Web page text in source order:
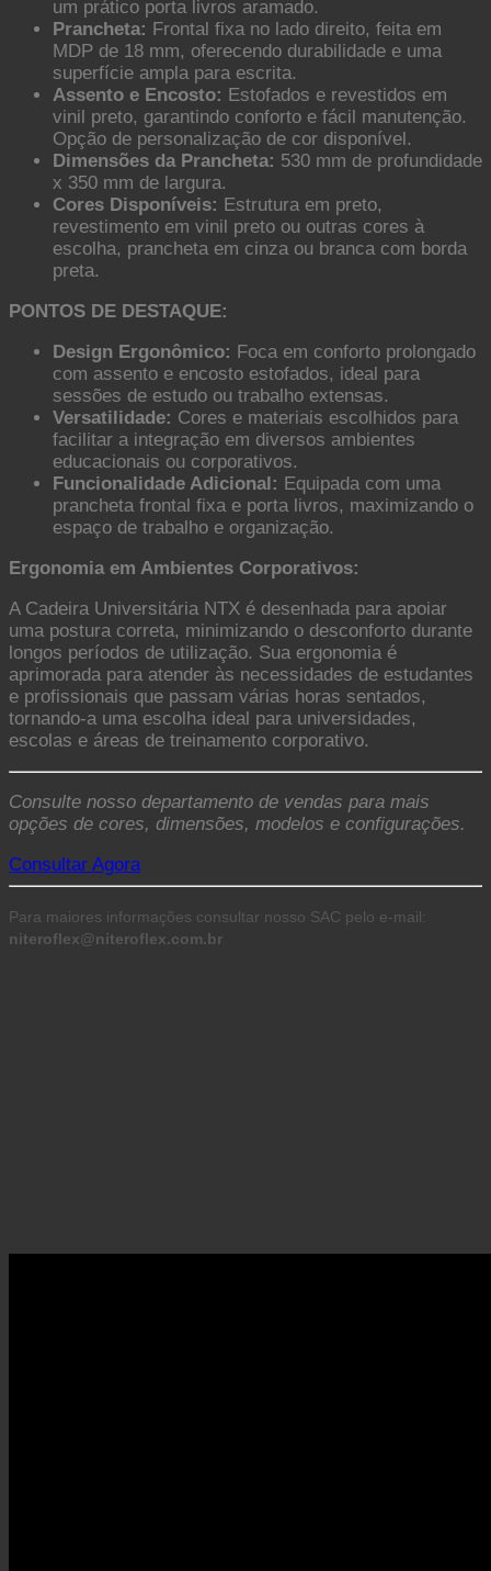
um prático porta livros aramado.
Prancheta: Frontal fixa no lado direito, feita em
MDP de 18 mm, oferecendo durabilidade e uma
superfície ampla para escrita.
Assento e Encosto: Estofados e revestidos em
vinil preto, garantindo conforto e fácil manutenção.
Opção de personalização de cor disponível.
Dimensões da Prancheta: 530 mm de profundidade
x 350 mm de largura.
Cores Disponíveis: Estrutura em preto,
revestimento em vinil preto ou outras cores à
escolha, prancheta em cinza ou branca com borda
preta.
PONTOS DE DESTAQUE:
Design Ergonômico: Foca em conforto prolongado
com assento e encosto estofados, ideal para
sessões de estudo ou trabalho extensas.
Versatilidade: Cores e materiais escolhidos para
facilitar a integração em diversos ambientes
educacionais ou corporativos.
Funcionalidade Adicional: Equipada com uma
prancheta frontal fixa e porta livros, maximizando o
espaço de trabalho e organização.
Ergonomia em Ambientes Corporativos:
A Cadeira Universitária NTX é desenhada para apoiar
uma postura correta, minimizando o desconforto durante
longos períodos de utilização. Sua ergonomia é
aprimorada para atender às necessidades de estudantes
e profissionais que passam várias horas sentados,
tornando-a uma escolha ideal para universidades,
escolas e áreas de treinamento corporativo.
Consulte nosso departamento de vendas para mais
opções de cores, dimensões, modelos e configurações.
Consultar Agora
Para maiores informações consultar nosso SAC pelo e-mail:
niteroflex@niteroflex.com.br